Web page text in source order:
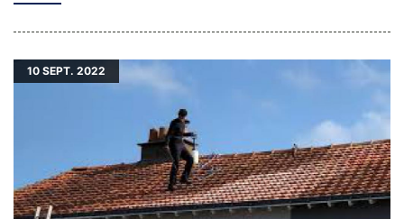
10 SEPT. 2022